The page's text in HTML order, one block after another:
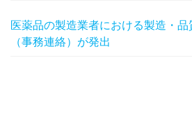
医薬品の製造業者における製造・
（事務連絡）が発出